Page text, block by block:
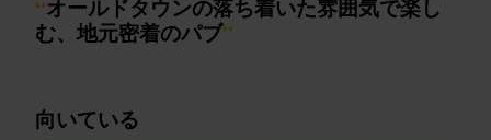
“オールドタウンの落ち着いた雰囲気で楽し
む、地元密着のパブ”
向いている